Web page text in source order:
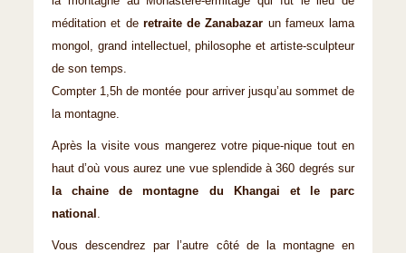
méditation et de retraite de Zanabazar un fameux lama
mongol, grand intellectuel, philosophe et artiste-sculpteur
de son temps.
Compter 1,5h de montée pour arriver jusqu’au sommet de
la montagne.
Après la visite vous mangerez votre pique-nique tout en
haut d’où vous aurez une vue splendide à 360 degrés sur
la chaine de montagne du Khangai et le parc
national .
Vous descendrez par l’autre côté de la montagne en